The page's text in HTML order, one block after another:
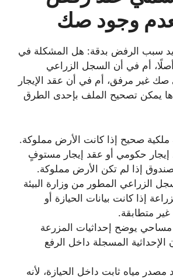
وجود صك
سبب الرفض بدقة: هل المشكلة في
أم في أن السجل الزراعي
صك غير مرفق، أم في أن عقد الإيجار
يمكن تصحيح الملف بإحدى الطرق
صحيح إذا كانت الأرض مملوكة.
إيجار حكومي أو عقد إيجار مستوفٍ
إذا لم تكن الأرض مملوكة.
الزراعي المطور من وزارة البيئة
إذا كانت بيانات الحيازة أو
غير متطابقة.
مساحي يوضح إحداثيات المزرعة
المسجلة داخل الرفع
مصدر مياه ثابت داخل الحيازة، لأنه